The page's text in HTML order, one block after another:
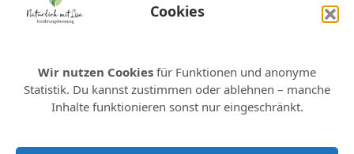
Cookies
Wir nutzen Cookies für Funktionen und anonyme
Statistik. Du kannst zustimmen oder ablehnen – manche
Inhalte funktionieren sonst nur eingeschränkt.
E-Mail WhatsApp InstagramPinterest